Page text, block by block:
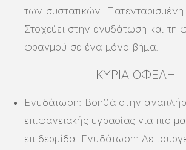
των συστατικών. Πατενταρισμένη
Στοχεύει στην ενυδάτωση και τη
φραγμού σε ένα μόνο βήμα.
ΚΎΡΙΑ ΟΦΈΛΗ
Ενυδάτωση: Βοηθά στην
επιφανειακής υγρασίας για πιο
επιδερμίδα. Ενυδάτωση: